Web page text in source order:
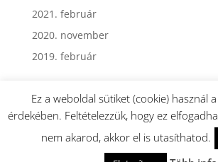
2021. február
2020. november
2019. február
Webmester: Dormán György - Minden
Ez a weboldal sütiket (cookie) használ
érdekében. Feltételezzük, hogy ez
nem akarod, akkor el is utasíthatod.